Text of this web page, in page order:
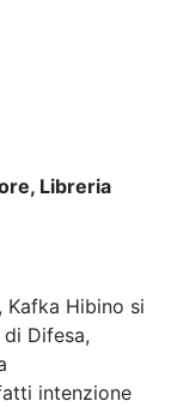
Libreria
Hibino si
Difesa,
intenzione